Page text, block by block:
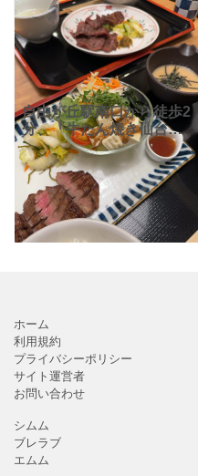
自由が丘駅南口から徒歩2
分、「牛たん焼き仙台辺
見自由が丘店」。定食を
中心に、牛たんは厚切り
からスライス、シチュー
まで、とろろやラーメン
などもあり、豊富な種類
のメ
ホーム
利用規約
プライバシーポリシー
サイト運営者
お問い合わせ
シムム
ブレラブ
エムム